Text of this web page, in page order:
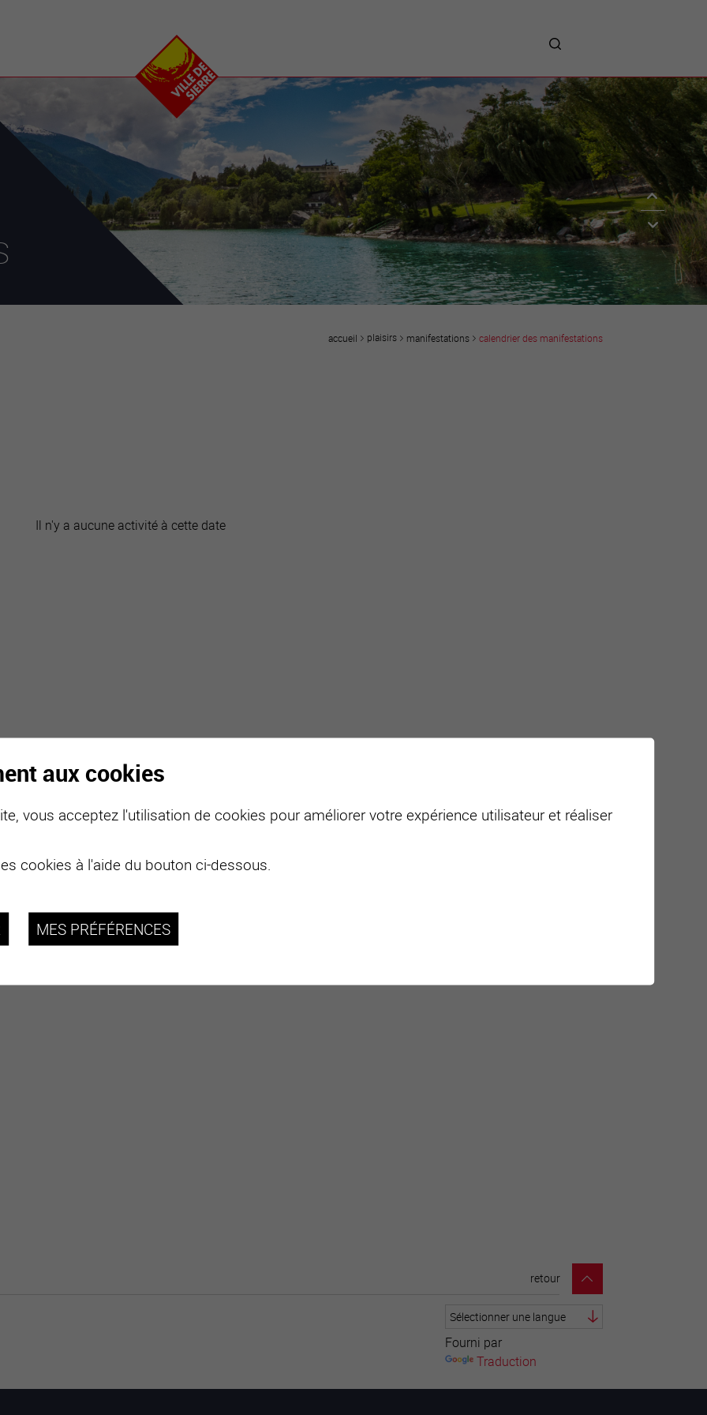
2028
Manifestations
Vins, gastronomie et
séjours
Clubs et associations
Nature
Projets
Chantiers en ville
centre-ville
Prestations
Avantages
Unternehmen :
Willkommen!
Companies : Welcome!
Imprese : benvenute!
accueil plaisirs manifestations calendrier des manifestations
Il n'y a aucune activité à cette date
Fourni par
Traduction
retour
aux cookies
vous acceptez l'utilisation de cookies pour améliorer votre expérience utilisateur et réaliser
cookies à l'aide du bouton ci-dessous.
MES PRÉFÉRENCES